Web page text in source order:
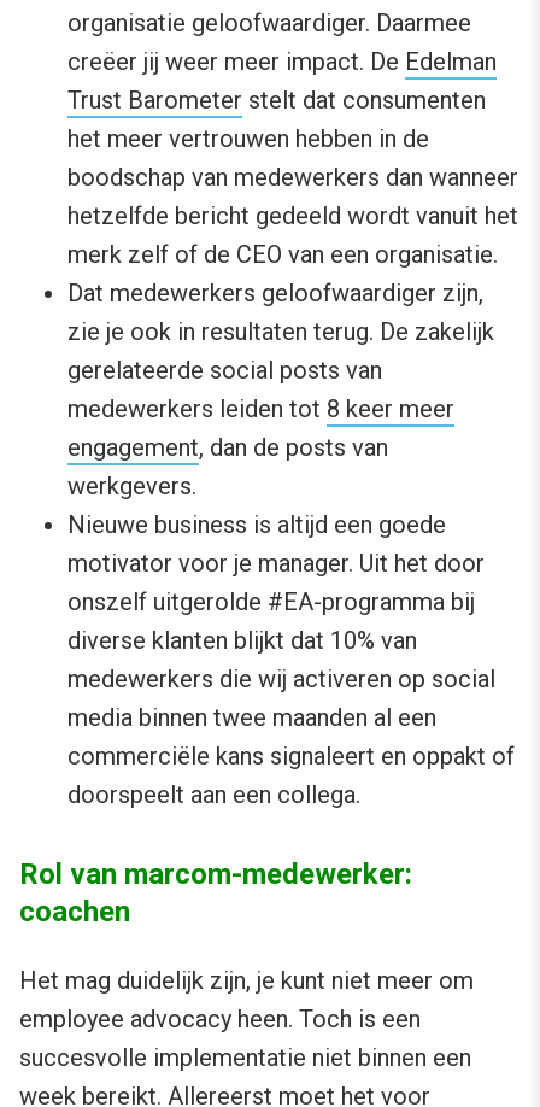
organisatie geloofwaardiger. Daarmee
creëer jij weer meer impact. De Edelman
Trust Barometer stelt dat consumenten
het meer vertrouwen hebben in de
boodschap van medewerkers dan wanneer
hetzelfde bericht gedeeld wordt vanuit het
merk zelf of de CEO van een organisatie.
Dat medewerkers geloofwaardiger zijn,
zie je ook in resultaten terug. De zakelijk
gerelateerde social posts van
medewerkers leiden tot 8 keer meer
engagement, dan de posts van
werkgevers.
Nieuwe business is altijd een goede
motivator voor je manager. Uit het door
onszelf uitgerolde #EA-programma bij
diverse klanten blijkt dat 10% van
medewerkers die wij activeren op social
media binnen twee maanden al een
commerciële kans signaleert en oppakt of
doorspeelt aan een collega.
Rol van marcom-medewerker:
coachen
Het mag duidelijk zijn, je kunt niet meer om
employee advocacy heen. Toch is een
succesvolle implementatie niet binnen een
week bereikt. Allereerst moet het voor